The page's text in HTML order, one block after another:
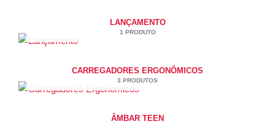
LANÇAMENTO
1 PRODUTO
CARREGADORES ERGONÔMICOS
3 PRODUTOS
ÂMBAR TEEN